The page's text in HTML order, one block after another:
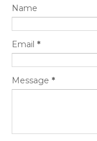
Name
Email *
Message *